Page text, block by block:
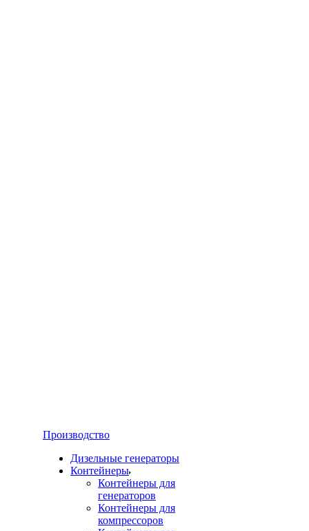
Производство
Дизельные генераторы
Контейнеры
Контейнеры для
генераторов
Контейнеры для
компрессоров